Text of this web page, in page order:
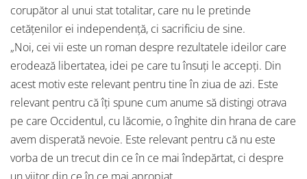
corupător al unui stat totalitar, care nu le pretinde
cetăţenilor ei independenţă, ci sacrificiu de sine.
„Noi, cei vii este un roman despre rezultatele ideilor care
erodează libertatea, idei pe care tu însuţi le accepţi. Din
acest motiv este relevant pentru tine în ziua de azi. Este
relevant pentru că îţi spune cum anume să distingi otrava
pe care Occidentul, cu lăcomie, o înghite din hrana de care
avem disperată nevoie. Este relevant pentru că nu este
vorba de un trecut din ce în ce mai îndepărtat, ci despre